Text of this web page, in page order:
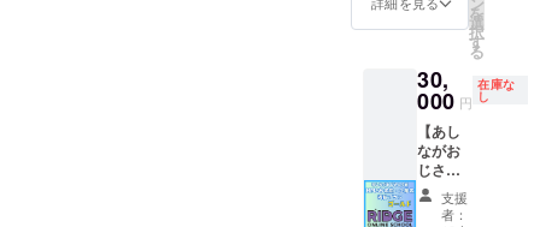
字の
み、ロ
ゴ／バ
ナーの
掲載も
可能 ・
掲載サ
イズ：
地参
加 選
能） 毎
回３０
０名が
キャン
セル待
ちにな
る「小
嶋悠紀
を
選
択
す
る
30,
000 円
在庫な
し
【あし
ながお
じさん
応援
HPにお
支援
者：